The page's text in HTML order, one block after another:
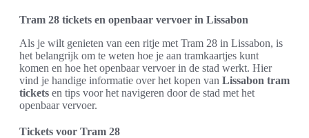
Tram 28 tickets en openbaar vervoer in Lissabon
Als je wilt genieten van een ritje met Tram 28 in Lissabon, is
het belangrijk om te weten hoe je aan tramkaartjes kunt
komen en hoe het openbaar vervoer in de stad werkt. Hier
vind je handige informatie over het kopen van Lissabon tram
tickets en tips voor het navigeren door de stad met het
openbaar vervoer.
Tickets voor Tram 28